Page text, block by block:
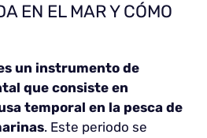
EN EL MAR Y CÓMO
un instrumento de
que consiste en
temporal en la pesca de
. Este periodo se